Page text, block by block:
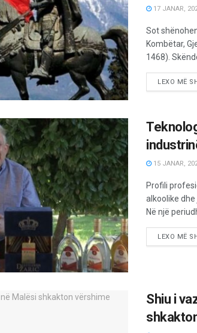
17 JANAR,
Sot
Kombëtar,
1468).
LEXO MË
15 JANAR,
Profili
alkoolike dhe
Në një
LEXO MË
Shiu i